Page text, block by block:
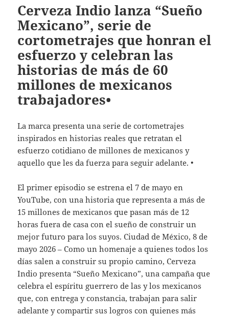
Cerveza Indio lanza “Sueño
Mexicano”, serie de
cortometrajes que honran el
esfuerzo y celebran las
historias de más de 60
millones de mexicanos
trabajadores•
La marca presenta una serie de cortometrajes
inspirados en historias reales que retratan el
esfuerzo cotidiano de millones de mexicanos y
aquello que les da fuerza para seguir adelante. •
El primer episodio se estrena el 7 de mayo en
YouTube, con una historia que representa a más de
15 millones de mexicanos que pasan más de 12
horas fuera de casa con el sueño de construir un
mejor futuro para los suyos. Ciudad de México, 8 de
mayo 2026 – Como un homenaje a quienes todos los
días salen a construir su propio camino, Cerveza
Indio presenta “Sueño Mexicano”, una campaña que
celebra el espíritu guerrero de las y los mexicanos
que, con entrega y constancia, trabajan para salir
adelante y compartir sus logros con quienes más